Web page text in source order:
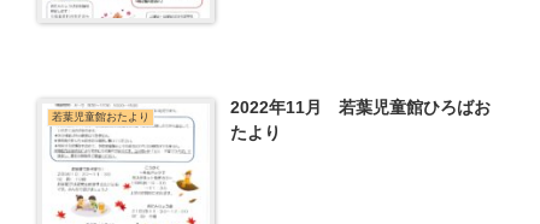
若葉児童館おたより
2022年11月 若葉児童館ひろばお
たより